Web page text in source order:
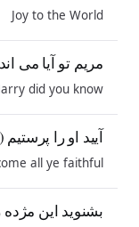
Joy to the World
مریم تو آیا می
did you know
آیید او را پرستیم
all ye faithful
بشنوید این مژده